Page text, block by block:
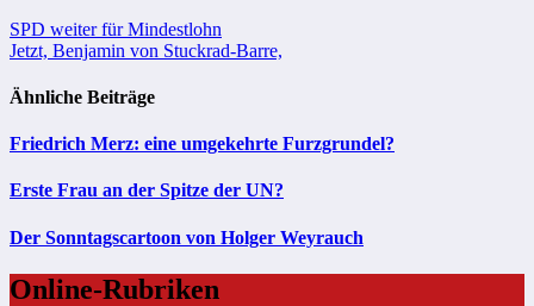
Beitragsnavigation
SPD weiter für Mindestlohn
Jetzt, Benjamin von Stuckrad-Barre,
Ähnliche Beiträge
Friedrich Merz: eine umgekehrte Furzgrundel?
Erste Frau an der Spitze der UN?
Der Sonntagscartoon von Holger Weyrauch
Online-Rubriken